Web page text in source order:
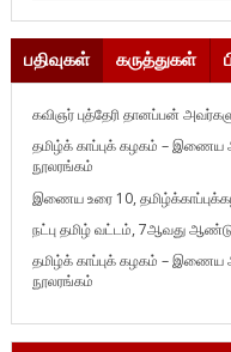
பதிவுகள் கருத்துகள்
கவிஞர் புத்தேரி தானப்பன்
தமிழ்க் காப்புக் கழகம் –
நூலரங்கம்
இணைய உரை 10,
நட்பு தமிழ் வட்டம், 7ஆவது
தமிழ்க் காப்புக் கழகம் –
நூலரங்கம்